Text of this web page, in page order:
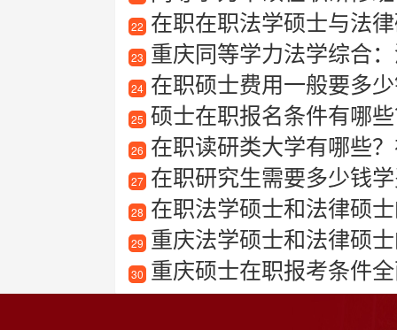
22 在职在职法学硕士与法
23 重庆同等学力法学综合
24 在职硕士费用一般要多
25 硕士在职报名条件有哪些
26 在职读研类大学有哪些
27 在职研究生需要多少钱
28 在职法学硕士和法律硕
29 重庆法学硕士和法律硕
30 重庆硕士在职报考条件